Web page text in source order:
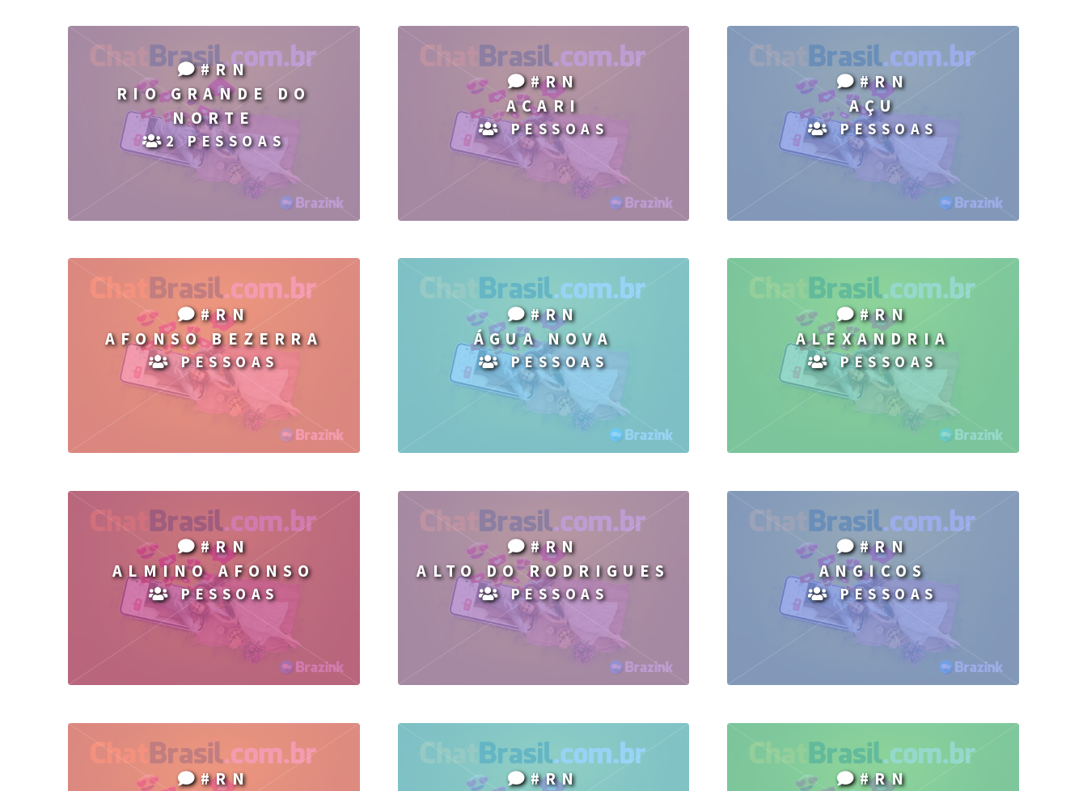
#RN
RIO GRANDE DO
NORTE
2 PESSOAS
#RN
ACARI
PESSOAS
#RN
AÇU
PESSOAS
#RN
AFONSO BEZERRA
PESSOAS
#RN
ÁGUA NOVA
PESSOAS
#RN
ALEXANDRIA
PESSOAS
#RN
ALMINO AFONSO
PESSOAS
#RN
ALTO DO RODRIGUES
PESSOAS
#RN
ANGICOS
PESSOAS
#RN
#RN
#RN